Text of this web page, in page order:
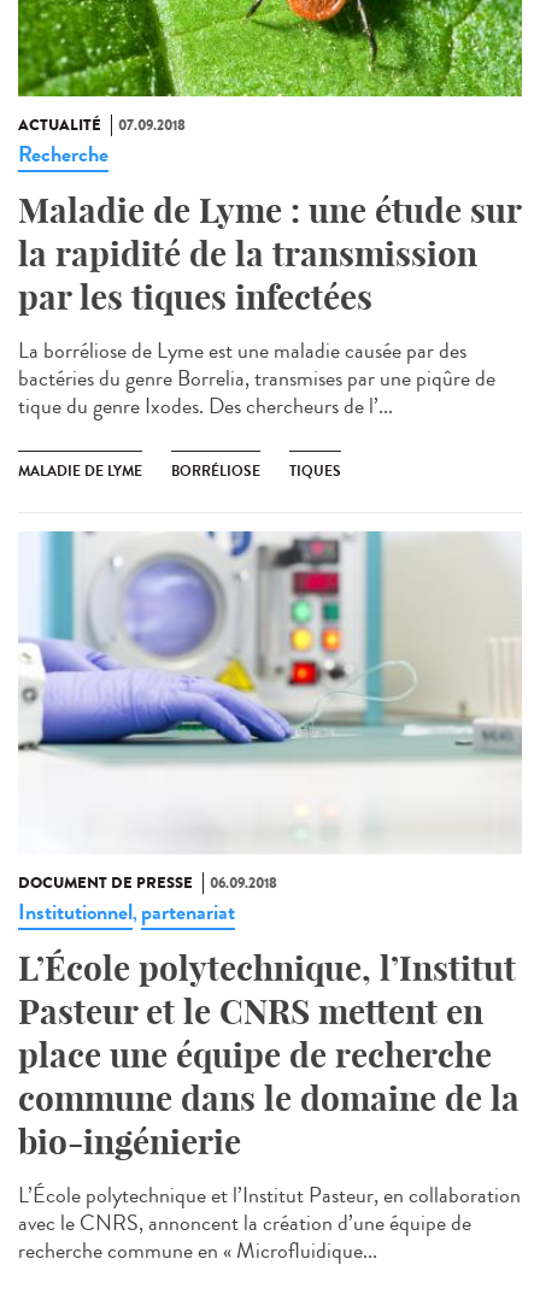
ACTUALITÉ 07.09.2018
Recherche
Maladie de Lyme : une étude sur
la rapidité de la transmission
par les tiques infectées
La borréliose de Lyme est une maladie causée par des
bactéries du genre Borrelia, transmises par une piqûre de
tique du genre Ixodes. Des chercheurs de l’...
MALADIE DE LYME BORRÉLIOSE TIQUES
DOCUMENT DE PRESSE 06.09.2018
Institutionnel, partenariat
L’École polytechnique, l’Institut
Pasteur et le CNRS mettent en
place une équipe de recherche
commune dans le domaine de la
bio-ingénierie
L’École polytechnique et l’Institut Pasteur, en collaboration
avec le CNRS, annoncent la création d’une équipe de
recherche commune en « Microfluidique...